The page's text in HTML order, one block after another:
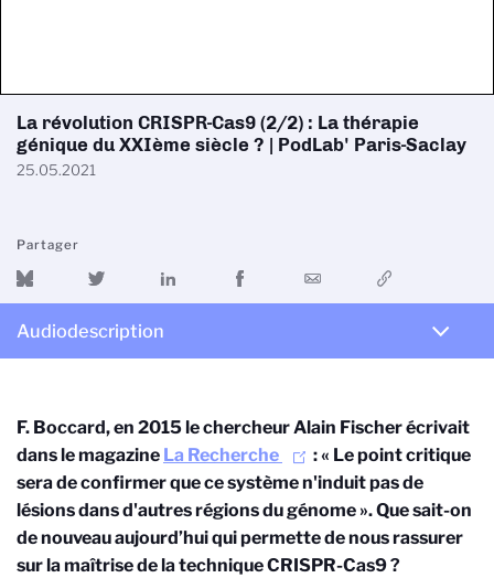
La révolution CRISPR-Cas9 (2/2) : La thérapie
génique du XXIème siècle ? | PodLab' Paris-Saclay
25.05.2021
Partager
Audiodescription
F. Boccard, en 2015 le chercheur Alain Fischer écrivait
dans le magazine La Recherche
: « Le point critique
sera de confirmer que ce système n'induit pas de
lésions dans d'autres régions du génome ». Que sait-on
de nouveau aujourd’hui qui permette de nous rassurer
sur la maîtrise de la techniqueCRISPR-Cas9?